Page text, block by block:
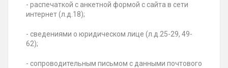
- распечаткой с анкетной формой с сайта в сети
интернет (л.д.18);
- сведениями о юридическом лице (л.д.25-29, 49-
62);
- сопроводительным письмом с данными почтового